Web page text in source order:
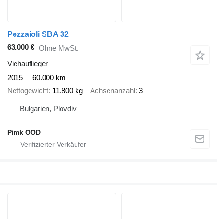
Pezzaioli SBA 32
63.000 € Ohne MwSt.
Viehauflieger
2015
60.000 km
Nettogewicht 11.800 kg Achsenanzahl 3
Bulgarien, Plovdiv
Pimk OOD